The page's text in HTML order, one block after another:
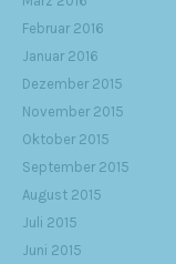
Februar 2016
Januar 2016
Dezember 2015
November 2015
Oktober 2015
September 2015
August 2015
Juli 2015
Juni 2015